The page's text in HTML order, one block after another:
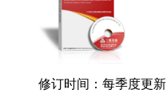
修订时间：每季度更新